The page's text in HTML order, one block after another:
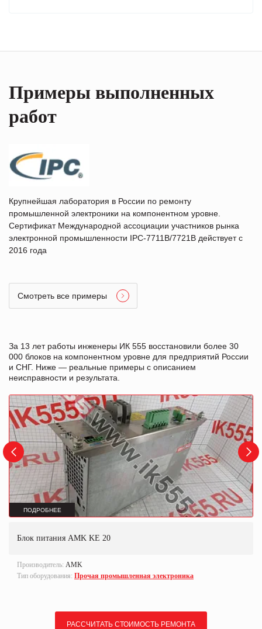
Примеры выполненных
работ
Крупнейшая лаборатория в России по ремонту
промышленной электроники на компонентном уровне.
Сертификат Международной ассоциации участников рынка
электронной промышленности IPC-7711B/7721B действует с
2016 года
Смотреть все примеры
За 13 лет работы инженеры ИК 555 восстановили более 30
000 блоков на компонентном уровне для предприятий России
и СНГ. Ниже — реальные примеры с описанием
неисправности и результата.
ПОДРОБНЕЕ
Блок питания AMK KE 20
Производитель: AMK
Тип оборудования: Прочая промышленная электроника
РАССЧИТАТЬ СТОИМОСТЬ РЕМОНТА